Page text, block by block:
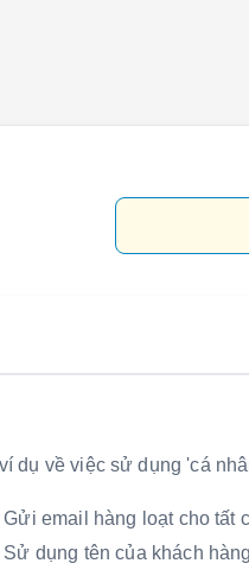
dụ về việc sử dụng 'cá
Gửi email hàng loạt cho tất
Sử dụng tên của khách